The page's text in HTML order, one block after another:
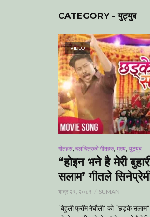
CATEGORY - युट्युब
VIDEO
गीतहरु, चलचित्रको गीतहरु, मुख्य, युट्युब
“होइन भने है मेरी
सलाम’ गीतले
भाद्र २९, २०८१ SUMAN
“बेहुली फ्रॉम मेघौली” को “छड्के सलाम”